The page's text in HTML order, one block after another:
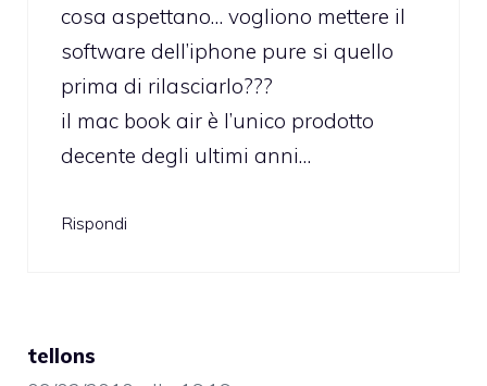
cosa aspettano… vogliono mettere il
software dell’iphone pure si quello
prima di rilasciarlo???
il mac book air è l’unico prodotto
decente degli ultimi anni…
Rispondi
tellons